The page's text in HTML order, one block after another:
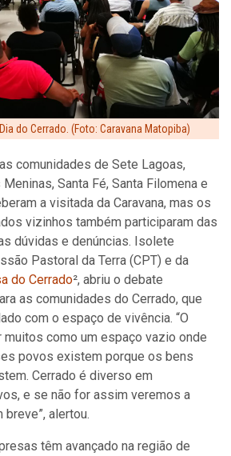
do Cerrado. (Foto: Caravana Matopiba)
comunidades de Sete Lagoas,
Santa Fé, Santa Filomena e
a visitada da Caravana, mas os
vizinhos também participaram das
dúvidas e denúncias. Isolete
Pastoral da Terra (CPT) e da
do Cerrado², abriu o debate
as comunidades do Cerrado, que
com o espaço de vivência. “O
muitos como um espaço vazio onde
povos existem porque os bens
Cerrado é diverso em
e se não for assim veremos a
alertou.
têm avançado na região de